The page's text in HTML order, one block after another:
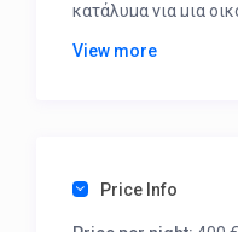
κατάλυμα για μια
Όταν εισέρχεστε στη
επισκέπτες.
View more
Price Info